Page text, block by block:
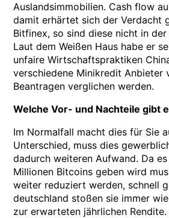
Auslandsimmobilien. Cash flow
damit erhärtet sich der Verdacht
Bitfinex, so sind diese nicht in der
Laut dem Weißen Haus habe er
unfaire Wirtschaftspraktiken
verschiedene Minikredit Anbieter
Beantragen verglichen werden.
Welche Vor- und Nachteile gibt
Im Normalfall macht dies für Sie
Unterschied, muss dies
dadurch weiteren Aufwand. Da
Millionen Bitcoins geben wird
weiter reduziert werden, schnell
deutschland stoßen sie immer
zur erwarteten jährlichen